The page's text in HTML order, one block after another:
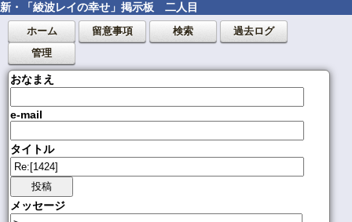
新・「綾波レイの幸せ」掲示板 二人目
ホーム 留意事項 検索
過去ログ
管理
おなまえ
e-mail
タイトル
メッセージ